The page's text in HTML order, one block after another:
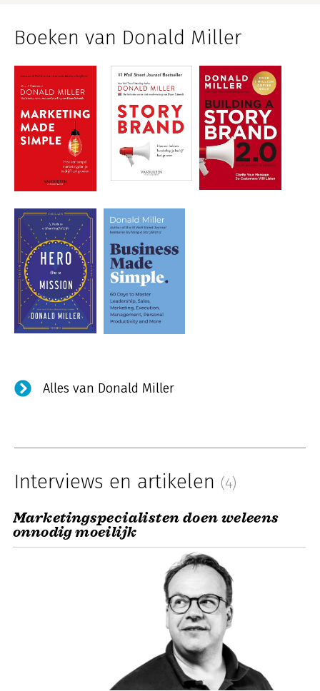
Boeken van Donald Miller
Alles van Donald Miller
Interviews en artikelen (4)
Marketingspecialisten doen weleens
onnodig moeilijk